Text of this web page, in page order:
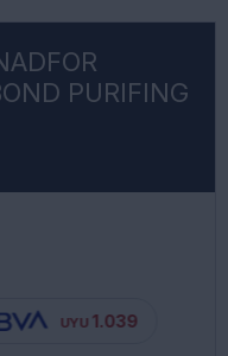
PURIFING
UYU 1.039